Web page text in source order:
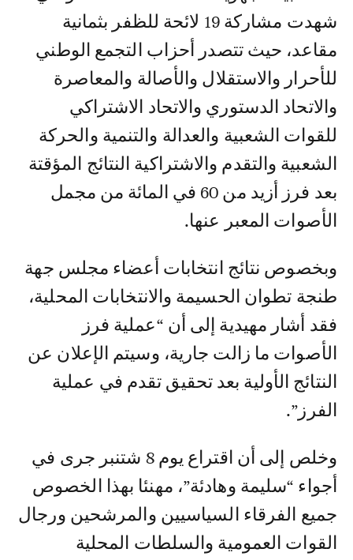
شهدت مشاركة 19 لائحة للظفر بثمانية
مقاعد، حيث تتصدر أحزاب التجمع الوطني
للأحرار والاستقلال والأصالة والمعاصرة
والاتحاد الدستوري والاتحاد الاشتراكي
للقوات الشعبية والعدالة والتنمية والحركة
الشعبية والتقدم والاشتراكية النتائج المؤقتة
بعد فرز أزيد من 60 في المائة من مجمل
الأصوات المعبر عنها.
وبخصوص نتائج انتخابات أعضاء مجلس جهة
طنجة تطوان الحسيمة والانتخابات المحلية،
فقد أشار مهيدية إلى أن “عملية فرز
الأصوات ما زالت جارية، وسيتم الإعلان عن
النتائج الأولية بعد تحقيق تقدم في عملية
الفرز”.
وخلص إلى أن اقتراع يوم 8 شتنبر جرى في
أجواء “سليمة وهادئة”، مهنئا بهذا الخصوص
جميع الفرقاء السياسيين والمرشحين ورجال
القوات العمومية والسلطات المحلية